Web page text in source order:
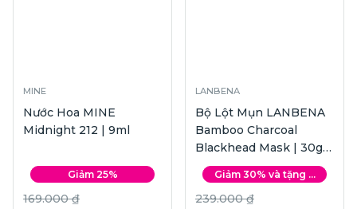
MINE
Nước Hoa MINE
Midnight 212 | 9ml
Giảm 25%
169.000 ₫
LANBENA
Bộ Lột Mụn LANBENA
Bamboo Charcoal
Blackhead Mask | 30g +
Serum LANBENA Pore
Minimizing | 15ml
Giảm 30% và tặng ...
239.000 ₫